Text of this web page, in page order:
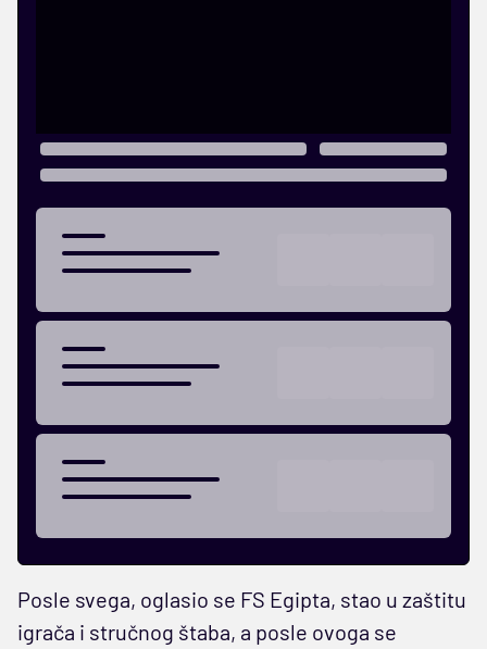
Posle svega, oglasio se FS Egipta, stao u zaštitu
igrača i stručnog štaba, a posle ovoga se